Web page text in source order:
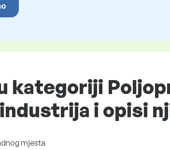
kategoriji
i opisi
mjesta